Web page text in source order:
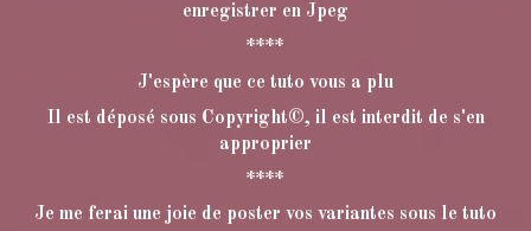
enregistrer en Jpeg
****
J'espère que ce tuto vous a plu
Il est déposé sous Copyright©, il est interdit de s'en
approprier
****
Je me ferai une joie de poster vos variantes sous le tuto